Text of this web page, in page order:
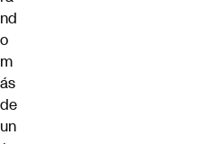
nd
o
m
ás
de
un